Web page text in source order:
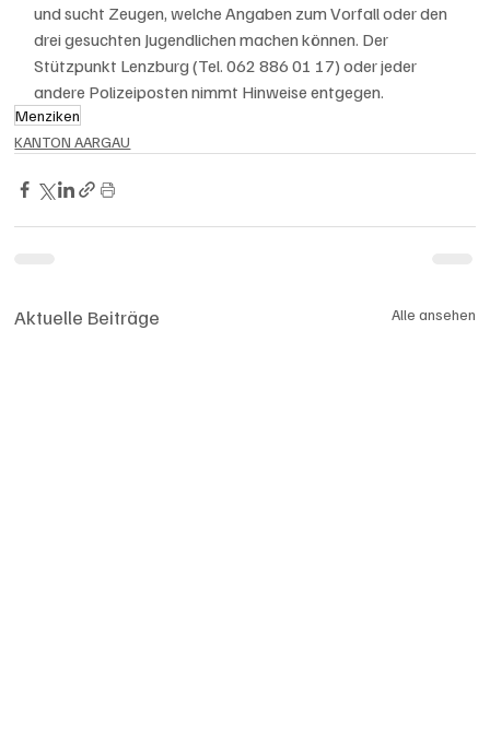
und sucht Zeugen, welche Angaben zum Vorfall oder den
drei gesuchten Jugendlichen machen können. Der
Stützpunkt Lenzburg (Tel. 062 886 01 17) oder jeder
andere Polizeiposten nimmt Hinweise entgegen.
Menziken
KANTON AARGAU
Aktuelle Beiträge Alle ansehen